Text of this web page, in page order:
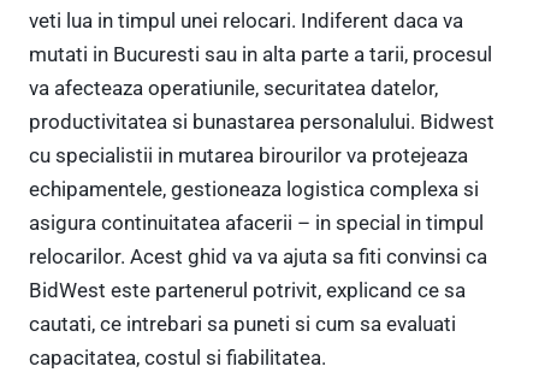
veti lua in timpul unei relocari. Indiferent daca va
mutati in Bucuresti sau in alta parte a tarii, procesul
va afecteaza operatiunile, securitatea datelor,
productivitatea si bunastarea personalului. Bidwest
cu specialistii in mutarea birourilor va protejeaza
echipamentele, gestioneaza logistica complexa si
asigura continuitatea afacerii – in special in timpul
relocarilor. Acest ghid va va ajuta sa fiti convinsi ca
BidWest este partenerul potrivit, explicand ce sa
cautati, ce intrebari sa puneti si cum sa evaluati
capacitatea, costul si fiabilitatea.